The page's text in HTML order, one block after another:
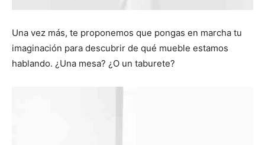
Una vez más, te proponemos que pongas en marcha tu
imaginación para descubrir de qué mueble estamos
hablando. ¿Una mesa? ¿O un taburete?